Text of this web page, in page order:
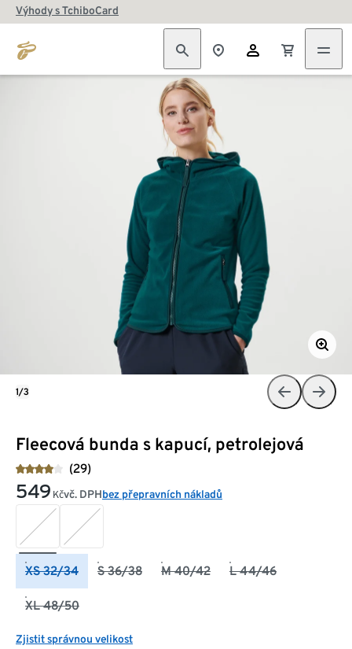
Výhody s TchiboCard
Fleecová bunda s kapucí, petrolejová
(29)
549 Kčvč. DPHbez přepravních nákladů
XS 32/34 S 36/38 M 40/42 L 44/46
XL 48/50
Zjistit správnou velikost
1/3